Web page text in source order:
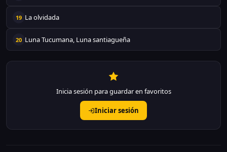
19 La olvidada
20 Luna Tucumana, Luna santiagueña
Inicia sesión para guardar en favoritos
Iniciar sesión